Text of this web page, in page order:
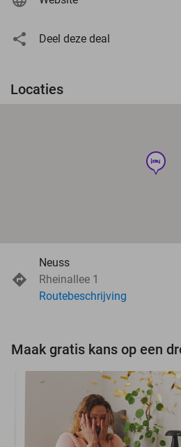
Deel deze deal
Locaties
hotel
Neuss
Rheinallee 1
Routebeschrijving